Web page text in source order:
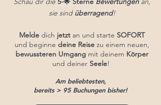
sie sind überragend!
Melde dich jetzt an und starte SOFORT
und beginne deine Reise zu einem neuen,
bewussteren Umgang mit deinem Körper
und deiner Seele!
Am beliebtesten,
bereits > 95 Buchungen bisher!